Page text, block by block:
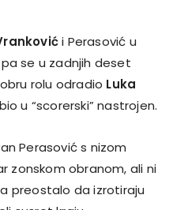
i Perasović u
se u zadnjih deset
rolu odradio Luka
u “scorerski” nastrojen.
Perasović s nizom
zonskom obranom, ali ni
preostalo da izrotiraju